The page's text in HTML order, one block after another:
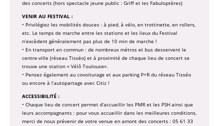
des concerts (hors spectacle jeune public : Griff et les Fabuloptères)
VENIR AU FESTIVAL :
• Privilégiez les mobilités douces : à pied, à vélo, en trottinette, en rollers,
etc. Le temps de marche entre les stations et les lieux du Festival
n’excèdent généralement pas plus de 10 min de marche !
• En transport en commun : de nombreux métros et bus desservent le
centre-ville (réseau Tisséo) et à proximité de chaque lieu de concert se
trouve une station « Vélô Toulouse».
• Pensez également au covoiturage et aux parking P+R du réseau Tisséo
ou encore à l’autopartage avec Citiz !
ACCESSIBILITÉ :
• Chaque lieu de concert permet d’accueillir les PMR et les PSH ainsi que
leurs accompagnants : pour vous accueillir dans les meilleures conditions,
merci de nous prévenir de votre venue en amont des concerts : 05 61 33